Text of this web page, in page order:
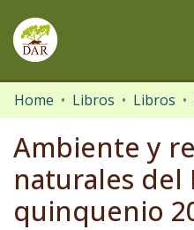
Communities & Collections
All of DSpace
Statistics
Home Libros Libros
Ambiente y
naturales del
quinquenio